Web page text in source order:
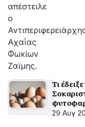
απέστειλε
ο
Αχαΐας
Φωκίων
Ζαϊμης.
Τι
29 Αυγ